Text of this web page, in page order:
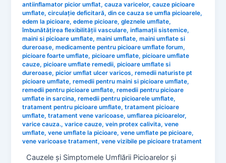
antiinflamator picior umflat,cauza varicelor,cauze picioare
umflate,circulație deficitară,din ce cauza se umfla picioarele,
edem la picioare,edeme picioare,gleznele umflate,
îmbunătățirea flexibilității vasculare,inflamații sistemice,
maini si picioare umflate,maini umflate,maini umflate si
dureroase,medicamente pentru picioare umflate forum,
picioare foarte umflate,picioare umflate,picioare umflate
cauze,picioare umflate remedii,picioare umflate si
dureroase,picior umflat ulcer varicos,remedii naturiste pt
picioare umflate,remedii pentru maini si picioare umflate,
remedii pentru picioare umflate,remedii pentru picioare
umflate in sarcina,remedii pentru picioarele umflate,
tratament pentru picioare umflate,tratament picioare
umflate,tratament vene varicoase,umflarea picioarelor,
varice cauza.,varice cauze,vein protex calivita,vene
umflate,vene umflate la picioare,vene umflate pe picioare,
vene varicoase tratament,vene vizibile pe picioare tratament
Cauzele și Simptomele Umflării Picioarelor și